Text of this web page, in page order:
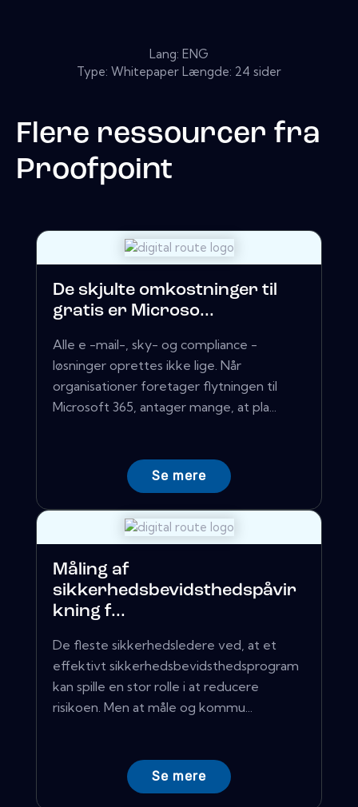
Lang: ENG
Type: Whitepaper Længde: 24 sider
Flere ressourcer fra
Proofpoint
De skjulte omkostninger til
gratis er Microso...
Alle e -mail-, sky- og compliance -
løsninger oprettes ikke lige. Når
organisationer foretager flytningen til
Microsoft 365, antager mange, at pla...
Se mere
Måling af
sikkerhedsbevidsthedspåvir
kning f...
De fleste sikkerhedsledere ved, at et
effektivt sikkerhedsbevidsthedsprogram
kan spille en stor rolle i at reducere
risikoen. Men at måle og kommu...
Se mere